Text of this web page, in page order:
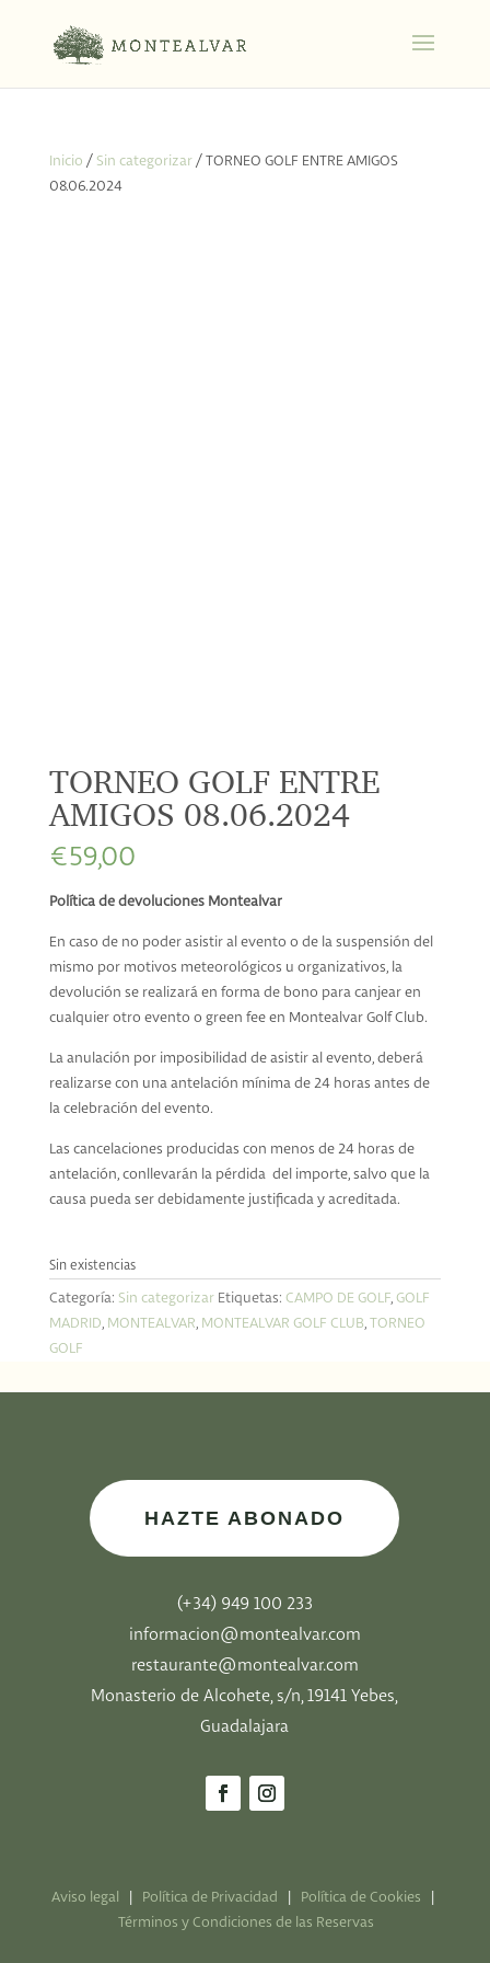
Inicio / Sin categorizar/ TORNEO GOLF ENTRE AMIGOS
08.06.2024
TORNEO GOLF ENTRE
AMIGOS 08.06.2024
€59,00
Política de devoluciones Montealvar
En caso de no poder asistir al evento o de la suspensión del
mismo por motivos meteorológicos u organizativos, la
devolución se realizará en forma de bono para canjear en
cualquier otro evento o green fee en Montealvar Golf Club.
La anulación por imposibilidad de asistir al evento, deberá
realizarse con una antelación mínima de 24 horas antes de
la celebración del evento.
Las cancelaciones producidas con menos de 24 horas de
antelación, conllevarán la pérdida del importe, salvo que la
causa pueda ser debidamente justificada y acreditada.
Sin existencias
Categoría: Sin categorizar Etiquetas: CAMPO DE GOLF, GOLF
MADRID, MONTEALVAR, MONTEALVAR GOLF CLUB,
TORNEO
GOLF
HAZTE ABONADO
(+34) 949 100 233
informacion@montealvar.com
restaurante@montealvar.com
Monasterio de Alcohete, s/n, 19141 Yebes,
Guadalajara
Aviso legal Política de Privacidad Política de Cookies
Términos y Condiciones de las Reservas